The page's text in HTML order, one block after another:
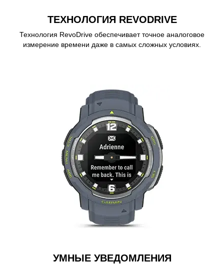
ТЕХНОЛОГИЯ REVODRIVE
Технология RevoDrive обеспечивает точное аналоговое
измерение времени даже в самых сложных условиях.
УМНЫЕ УВЕДОМЛЕНИЯ